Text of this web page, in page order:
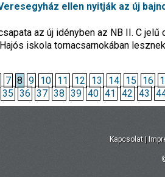
ellen nyitják az új
az új idényben az NB II. C
iskola tornacsarnokában lesznek
7 8 9 10 11 12 13 14 15 16
35 36 37 38 39 40 41 42 43
Kapcsolat |